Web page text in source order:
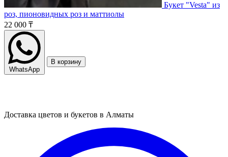
Букет "Vesta" из
роз, пионовидных роз и маттиолы
22 000 ₸
WhatsApp
В корзину
Доставка цветов и букетов в Алматы